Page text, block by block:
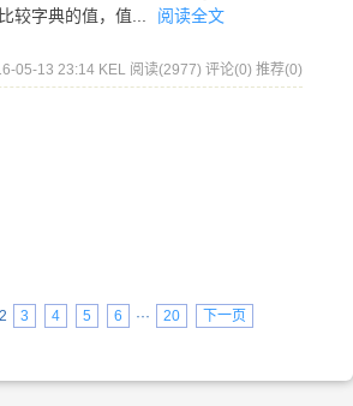
较字典的值，值...
阅读全文
05-13 23:14 KEL 阅读(2977) 评论(0) 推荐(0)
2 3 4 5 6 ··· 20 下一页